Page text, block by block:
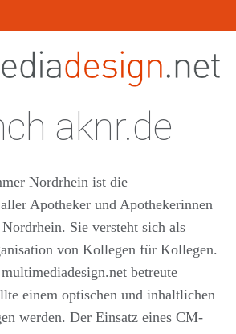
aknr.de
Nordrhein ist die
Apotheker und Apothekerinnen
Sie versteht sich als
von Kollegen für Kollegen.
betreute
einem optischen und inhaltlichen
werden. Der Einsatz eines CM-